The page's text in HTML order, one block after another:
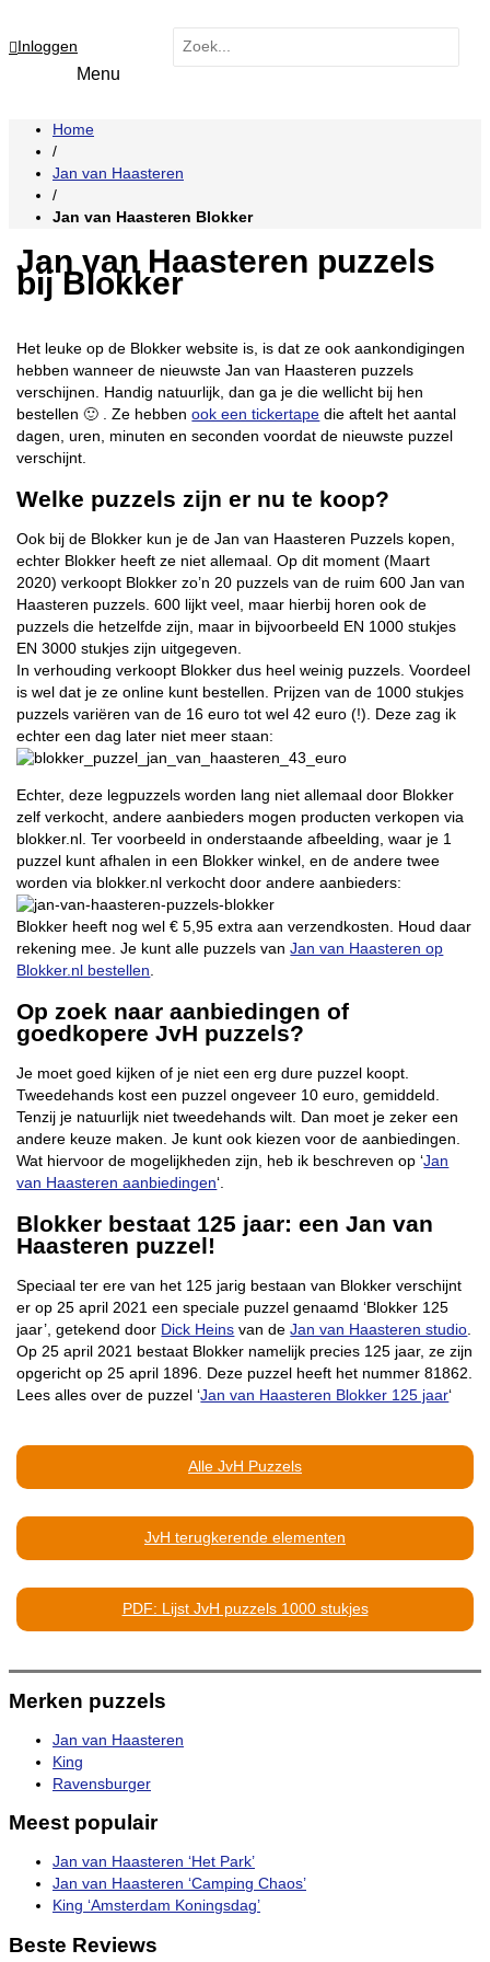
deInloggen
naar:
Home
/
Jan van Haasteren
/
Jan van Haasteren Blokker
Jan van Haasteren puzzels
bij Blokker
Het leuke op de Blokker website is, is dat ze ook aankondigingen
hebben wanneer de nieuwste Jan van Haasteren puzzels
verschijnen. Handig natuurlijk, dan ga je die wellicht bij hen
bestellen 🙂 . Ze hebbenook een tickertape die aftelt het aantal
dagen, uren, minuten en seconden voordat de nieuwste puzzel
verschijnt.
Welke puzzels zijn er nu te koop?
Ook bij de Blokker kun je de Jan van Haasteren Puzzels kopen,
echter Blokker heeft ze niet allemaal. Op dit moment (Maart
2020) verkoopt Blokker zo’n 20 puzzels van de ruim 600 Jan van
Haasteren puzzels. 600 lijkt veel, maar hierbij horen ook de
puzzels die hetzelfde zijn, maar in bijvoorbeeld EN 1000 stukjes
EN 3000 stukjes zijn uitgegeven.
In verhouding verkoopt Blokker dus heel weinig puzzels. Voordeel
is wel dat je ze online kunt bestellen. Prijzen van de 1000 stukjes
puzzels variëren van de 16 euro tot wel 42 euro (!). Deze zag ik
echter een dag later niet meer staan:
Echter, deze legpuzzels worden lang niet allemaal door Blokker
zelf verkocht, andere aanbieders mogen producten verkopen via
blokker.nl. Ter voorbeeld in onderstaande afbeelding, waar je 1
puzzel kunt afhalen in een Blokker winkel, en de andere twee
worden via blokker.nl verkocht door andere aanbieders:
Blokker heeft nog wel € 5,95 extra aan verzendkosten. Houd daar
rekening mee. Je kunt alle puzzels vanJan van Haasteren op
Blokker.nl bestellen
Op zoek naar aanbiedingen of
goedkopere JvH puzzels?
Je moet goed kijken of je niet een erg dure puzzel koopt.
Tweedehands kost een puzzel ongeveer 10 euro, gemiddeld.
Tenzij je natuurlijk niet tweedehands wilt. Dan moet je zeker een
andere keuze maken. Je kunt ook kiezen voor de aanbiedingen.
Wat hiervoor de mogelijkheden zijn, heb ik beschreven op ‘Jan
van Haasteren aanbiedingen‘.
Blokker bestaat 125 jaar: een Jan van
Haasteren puzzel!
Speciaal ter ere van het 125 jarig bestaan van Blokker verschijnt
er op 25 april 2021 een speciale puzzel genaamd ‘Blokker 125
jaar’, getekend door Dick Heins van deJan van Haasteren studio
Op 25 april 2021 bestaat Blokker namelijk precies 125 jaar, ze zijn
opgericht op 25 april 1896. Deze puzzel heeft het nummer 81862.
Lees alles over de puzzel ‘Jan van Haasteren Blokker 125 jaar‘
Alle JvH Puzzels
JvH terugkerende elementen
PDF: Lijst JvH puzzels 1000 stukjes
Merken puzzels
Jan van Haasteren
King
Ravensburger
Meest populair
Jan van Haasteren ‘Het Park’
Jan van Haasteren ‘Camping Chaos’
King ‘Amsterdam Koningsdag’
Beste Reviews